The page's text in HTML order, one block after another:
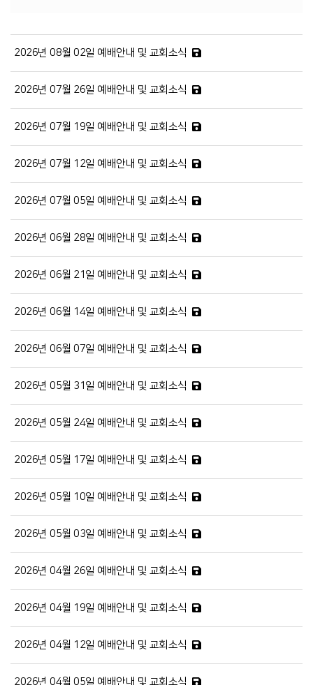
2026년 08월 02일 예배안내 및 교회소식
2026년 07월 26일 예배안내 및 교회소식
2026년 07월 19일 예배안내 및 교회소식
2026년 07월 12일 예배안내 및 교회소식
2026년 07월 05일 예배안내 및 교회소식
2026년 06월 28일 예배안내 및 교회소식
2026년 06월 21일 예배안내 및 교회소식
2026년 06월 14일 예배안내 및 교회소식
2026년 06월 07일 예배안내 및 교회소식
2026년 05월 31일 예배안내 및 교회소식
2026년 05월 24일 예배안내 및 교회소식
2026년 05월 17일 예배안내 및 교회소식
2026년 05월 10일 예배안내 및 교회소식
2026년 05월 03일 예배안내 및 교회소식
2026년 04월 26일 예배안내 및 교회소식
2026년 04월 19일 예배안내 및 교회소식
2026년 04월 12일 예배안내 및 교회소식
2026년 04월 05일 예배안내 및 교회소식